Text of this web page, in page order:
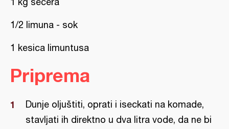
1/2 limuna - sok
1 kesica limuntusa
Priprema
Dunje oljuštiti, oprati i iseckati na komade,
stavljati ih direktno u dva litra vode, da ne bi